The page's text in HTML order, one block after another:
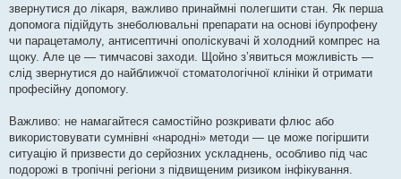
звернутися до лікаря, важливо принаймні полегшити стан. Як перша
допомога підійдуть знеболювальні препарати на основі ібупрофену
чи парацетамолу, антисептичні ополіскувачі й холодний компрес на
щоку. Але це — тимчасові заходи. Щойно з’явиться можливість —
слід звернутися до найближчої стоматологічної клініки й отримати
професійну допомогу.
Важливо: не намагайтеся самостійно розкривати флюс або
використовувати сумнівні «народні» методи — це може погіршити
ситуацію й призвести до серйозних ускладнень, особливо під час
подорожі в тропічні регіони з підвищеним ризиком інфікування.